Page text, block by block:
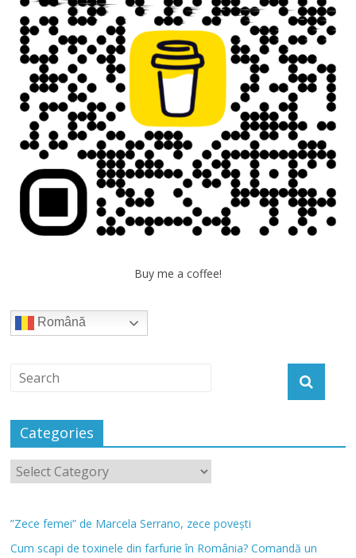
Buy me a coffee!
Română
Categories
”Zece femei” de Marcela Serrano, zece povești
Cum scapi de toxinele din farfurie în România? Comandă un